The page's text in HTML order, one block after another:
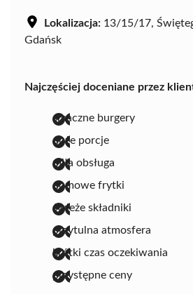
Lokalizacja: 13/15/17,
Gdańsk
Najczęściej doceniane przez
smaczne burgery
duże porcje
miła obsługa
domowe frytki
świeże składniki
przytulna atmosfera
krótki czas oczekiwania
przystępne ceny